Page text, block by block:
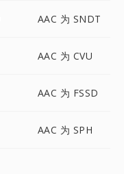
AAC 为 SNDT
AAC 为 CVU
AAC 为 FSSD
AAC 为 SPH